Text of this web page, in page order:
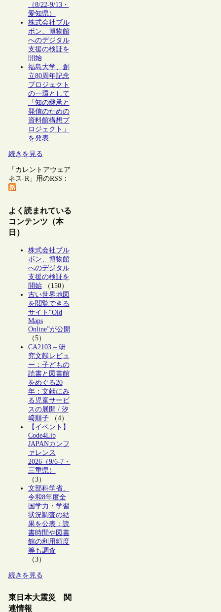
（8/22-9/13・
愛知県）
株式会社ブル
ボン、博物館
へのデジタル
支援の検証を
開始
福島大学、創
立80周年記念
プロジェクト
の一環として
「知の継承と
発信のための
資料館構想プ
ロジェクト」
を発表
続きを見る
「カレントアウェア
ネス-R」用のRSS：
よく読まれている
コンテンツ（本
日）
株式会社ブル
ボン、博物館
へのデジタル
支援の検証を
開始（150）
古い世界地図
を閲覧できる
サイト“Old
Maps
Online”が公開
（5）
CA2103 – 研
究文献レビュ
ー：子どもの
読書と図書館
をめぐる20
年：文献にみ
る児童サービ
スの展開 / 汐
﨑順子（4）
【イベント】
Code4Lib
JAPANカンフ
ァレンス
2026（9/6-7・
三重県）
（3）
文部科学省、
令和8年度全
国学力・学習
状況調査の結
果を公表：読
書時間や図書
館の利用頻度
等も調査
（3）
続きを見る
東日本大震災 関
連情報